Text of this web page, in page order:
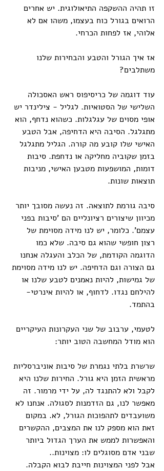
זו תהיה ההשקפה התיאולוגית. יש אחרים
הרואים בגורל כוח בעצמו, משהו אם לא
אלוהי, אז לפחות הכרחי.
אז איך הגורל והטבע והבחירות שלנו
משתלבים?
עוד דוגמה של כריסיפוס ראש האסכולה
השלישי של הסטואיות. לגליל - צילינדר יש
אופי מסוים של עגלגלות. כשהוא נדחף, הוא
מתגלגל. הסיבה היא הדחיפה, אבל הטבע
האישי שלו קובע מה קורה. הגליל מתגלגל
בזמן שקוביה מחליקה או נדחפת. סיבות
דומות, המושפעות מטבען האישי, מניבות
תוצאות שונות.
סיבה גורמת לתוצאה. זה נעשה מסובך יותר
מכיוון שיצורים רציונליים הם 'סיבות בפני
עצמם'. כלומר, יש לנו מידה מסוימת של
רצון חופשי שהוא גם סיבה. שלא כמו
הדוגמה הקודמת, של הכלב והעגלה אנחנו
גם הצורה וגם הדחיפה. יש לנו מידה מסוימת
של גמישות, להיות נאמנים לטבע שלנו או
להילחם נגדו. לדחוף, או להיות אינרטי-
בהתמד.
לטעמי, ערבוב של שני העקרונות העיקריים
הוא מודל המחשבה הטוב יותר:
שרשרת בלתי נגמרת של סיבות אוניברסליות
מראשית הזמן היא גורל. החירות שלנו היא
לקבל ולא להתנגד לה, על ידי מרמור. זה
מאפשר לנו, גם הזדמנות לסגולה. אנחנו לא
משועבדים לתהפוכות הגורל, לא. במקום
זאת הוא מספק לנו את המצבים, ההקשרים
והאפשרות לממש את הערך הגדול ביותר
שבני אדם מסוגלים לו: מצוינות..
אבל לפני המצוינות חייבת לבוא הקבלה.